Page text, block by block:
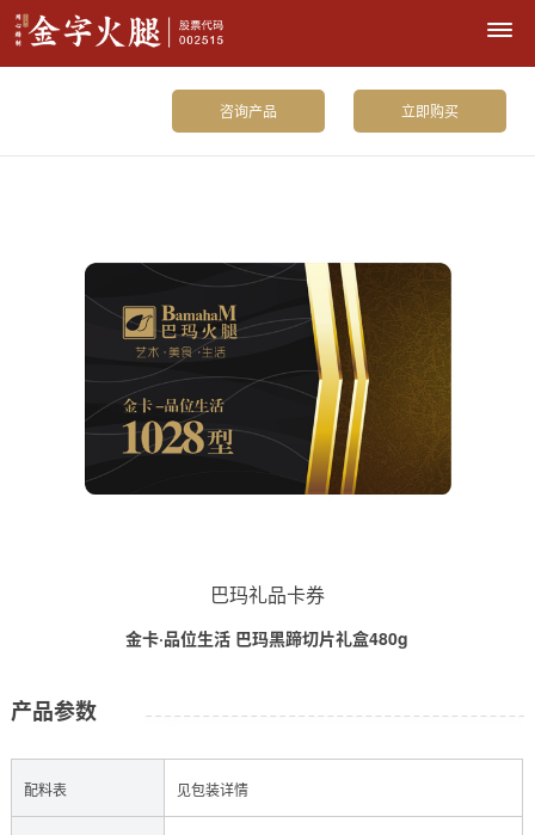
立即购买
咨询产品
巴玛礼品卡券
金卡·品位生活 巴玛黑蹄切片礼盒480g
产品参数
配料表 见包装详情